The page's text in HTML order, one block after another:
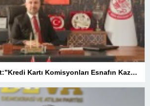
Başkan Havabulut:”Kredi Kartı Komisyonları Esnafın Kazancını Eritiyor”